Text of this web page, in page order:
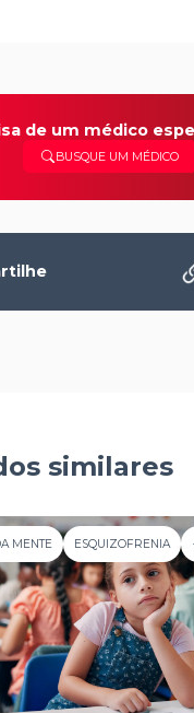
de um médico
BUSQUE UM MÉDICO
similares
MENTE ESQUIZOFRENIA